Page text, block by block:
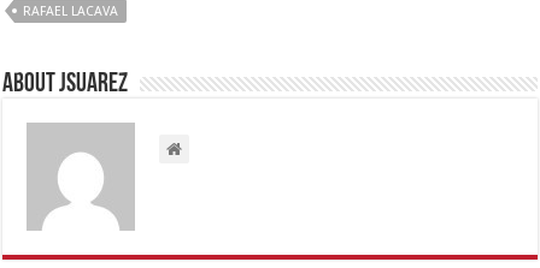
RAFAEL LACAVA
About Jsuarez